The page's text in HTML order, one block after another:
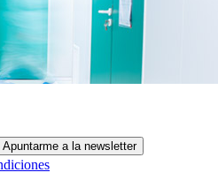
Apuntarme a la newsletter